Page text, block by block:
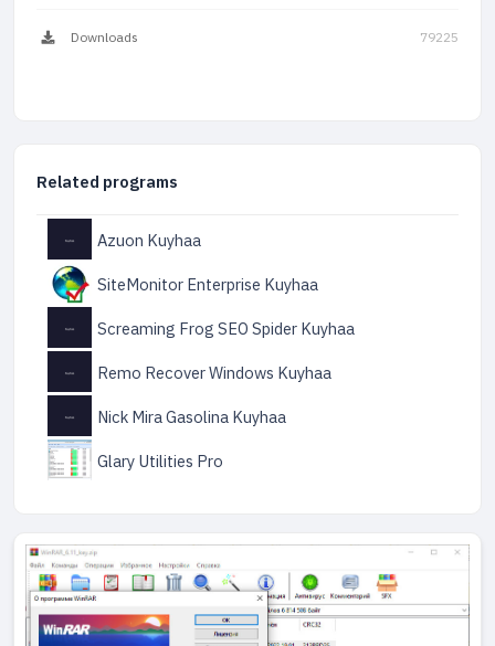
Downloads 79225
Related programs
Azuon Kuyhaa
SiteMonitor Enterprise Kuyhaa
Screaming Frog SEO Spider Kuyhaa
Remo Recover Windows Kuyhaa
Nick Mira Gasolina Kuyhaa
Glary Utilities Pro